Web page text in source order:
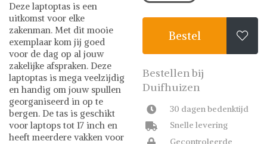
Deze laptoptas is een
uitkomst voor elke
zakenman. Met dit mooie
exemplaar kom jij goed
voor de dag op al jouw
zakelijke afspraken. Deze
laptoptas is mega veelzijdig
en handig om jouw spullen
georganiseerd in op te
bergen. De tas is geschikt
voor laptops tot 17 inch en
heeft meerdere vakken voor
Bestel 
Bestellen bij
Duifhuizen
30 dagen bedenktijd
Snelle levering
Gecontroleerde